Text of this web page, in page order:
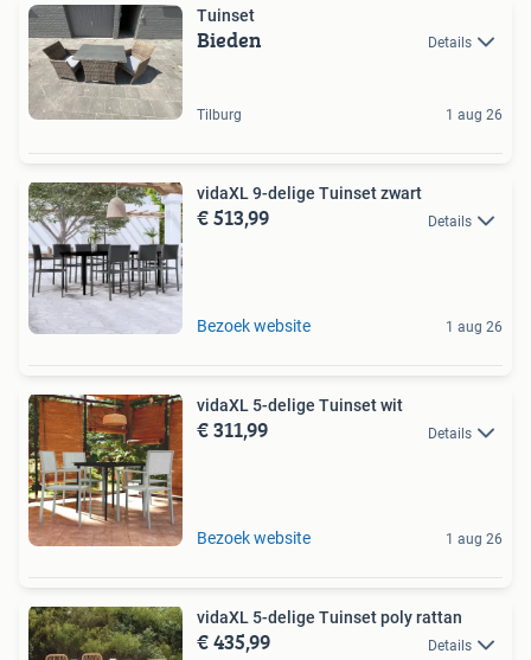
Tuinset
Bieden Details
Tilburg 1 aug 26
vidaXL 9-delige Tuinset zwart
€ 513,99 Details
Bezoek website 1 aug 26
vidaXL 5-delige Tuinset wit
€ 311,99 Details
Bezoek website 1 aug 26
vidaXL 5-delige Tuinset poly rattan
€ 435,99 Details